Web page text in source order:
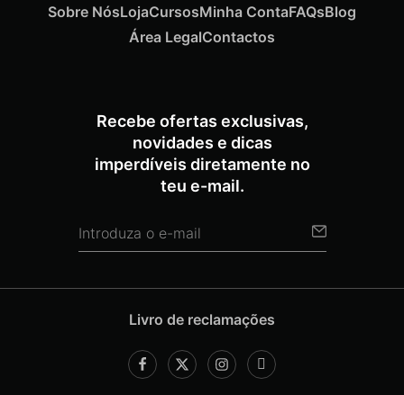
Recebe ofertas exclusivas,
novidades e dicas
imperdíveis diretamente no
teu e-mail.
Sobre NósLojaCursosMinha ContaFAQsBlog
Área LegalContactos
Livro de reclamações